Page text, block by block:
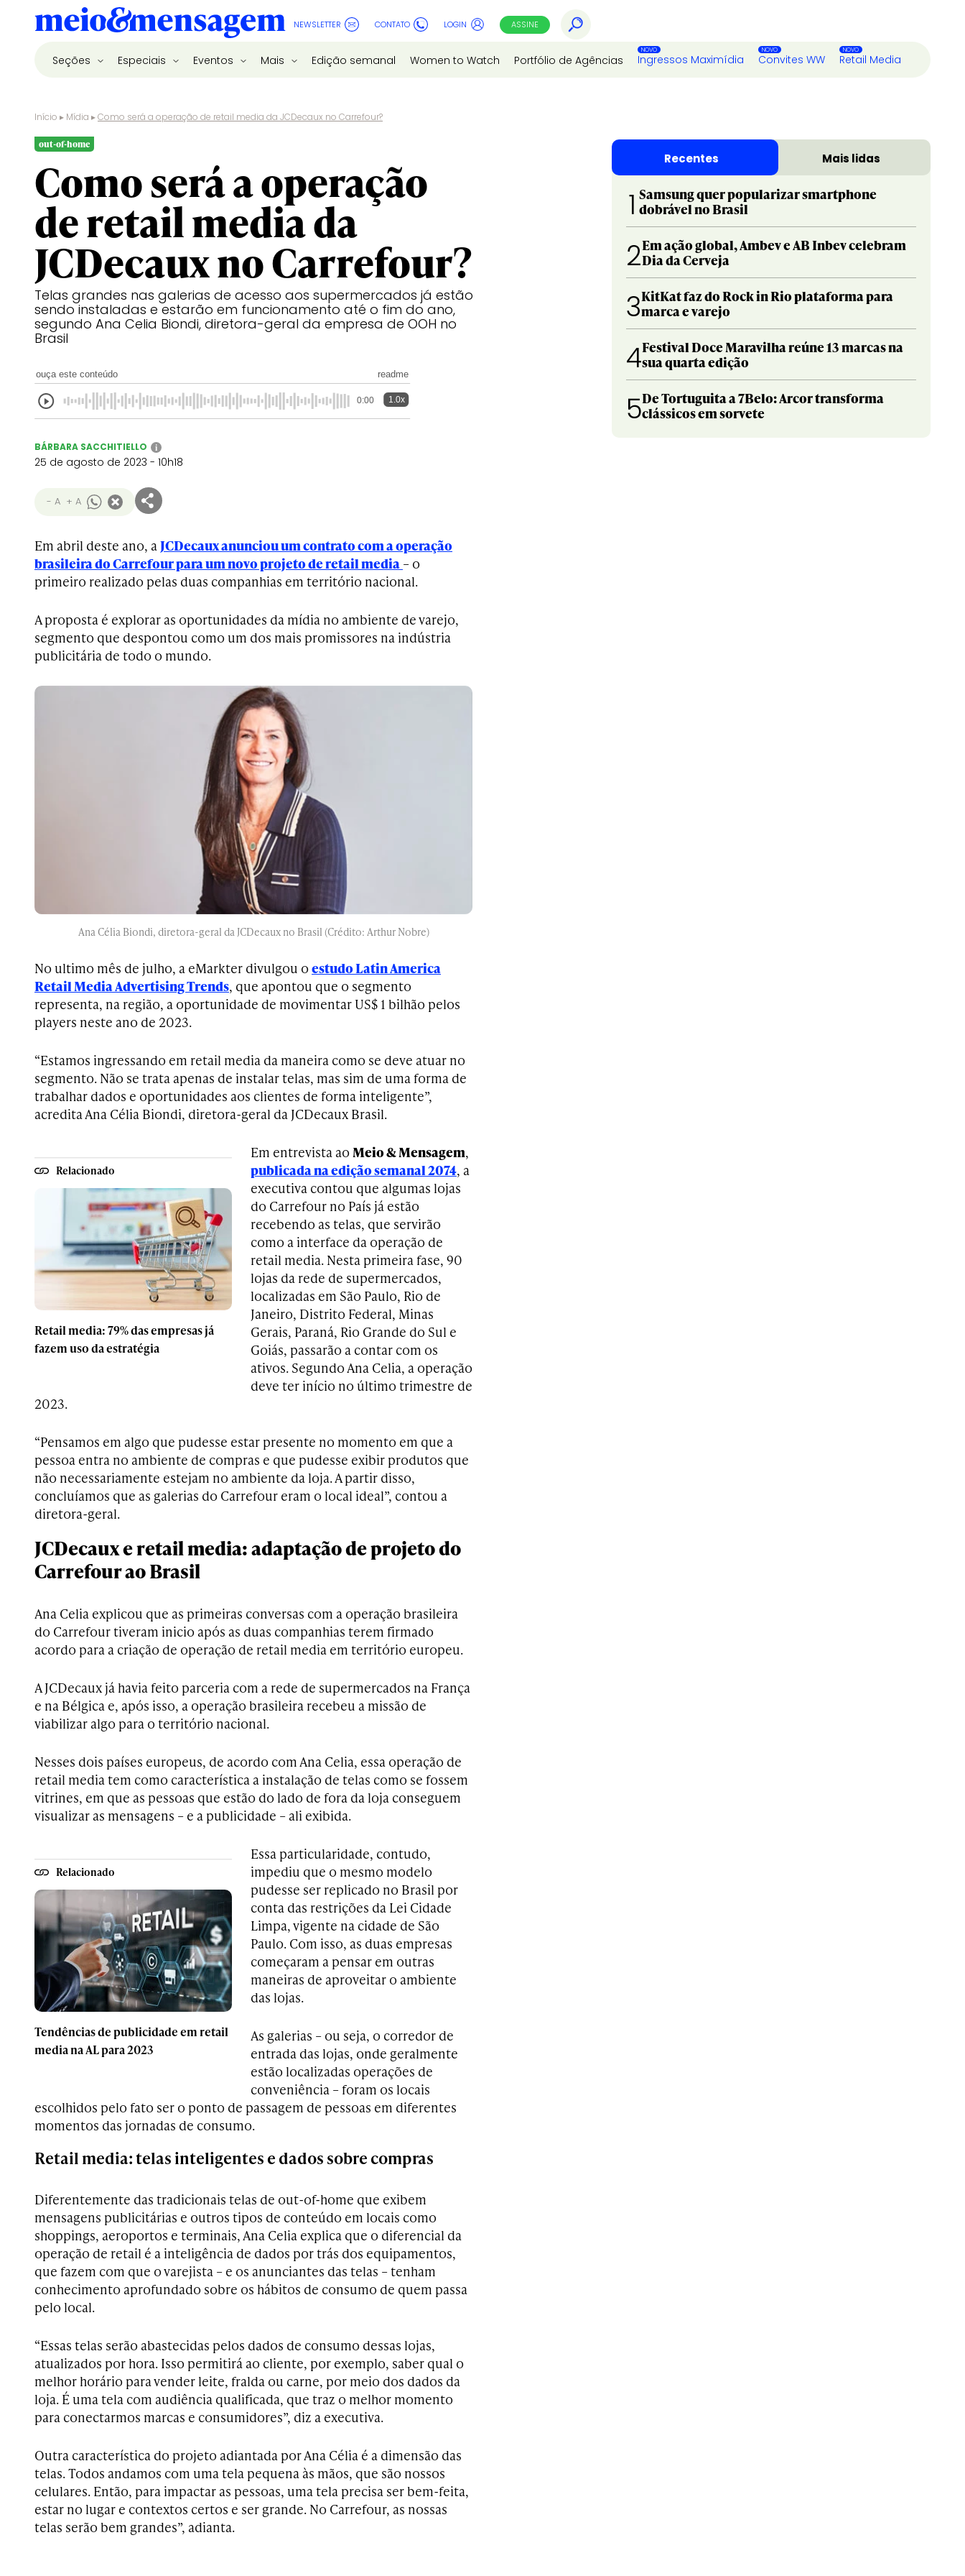
NEWSLETTER CONTATO LOGIN ASSINE
Seções Especiais Eventos Mais Edição semanal Women to Watch Portfólio de Agências Ingressos Maximídia Convites WW Retail Media
Início ▸ Mídia ▸Como será a operação de retail media da JCDecaux no Carrefour?
out-of-home
Como será a operação
de retail media da
JCDecaux no Carrefour?
Telas grandes nas galerias de acesso aos supermercados já estão
sendo instaladas e estarão em funcionamento até o fim do ano,
segundo Ana Celia Biondi, diretora-geral da empresa de OOH no
Brasil
ouça este conteúdo readme
0:00 1.0x
BÁRBARA SACCHITIELLO i
25 de agosto de 2023 - 10h18
- A + A
Em abril deste ano, aJCDecaux anunciou um contrato com a operação
brasileira do Carrefour para um novo projeto de retail media – o
primeiro realizado pelas duas companhias em território nacional.
A proposta é explorar as oportunidades da mídia no ambiente de varejo,
segmento que despontou como um dos mais promissores na indústria
publicitária de todo o mundo.
Ana Célia Biondi, diretora-geral da JCDecaux no Brasil (Crédito: Arthur Nobre)
No ultimo mês de julho, a eMarkter divulgou o estudo Latin America
Retail Media Advertising Trends, que apontou que o segmento
representa, na região, a oportunidade de movimentar US$ 1 bilhão pelos
players neste ano de 2023.
“Estamos ingressando em retail media da maneira como se deve atuar no
segmento. Não se trata apenas de instalar telas, mas sim de uma forma de
trabalhar dados e oportunidades aos clientes de forma inteligente”,
acredita Ana Célia Biondi, diretora-geral da JCDecaux Brasil.
Relacionado
Retail media: 79% das empresas já
fazem uso da estratégia
Em entrevista ao Meio & Mensagem,
publicada na edição semanal 2074, a
executiva contou que algumas lojas
do Carrefour no País já estão
recebendo as telas, que servirão
como a interface da operação de
retail media. Nesta primeira fase, 90
lojas da rede de supermercados,
localizadas em São Paulo, Rio de
Janeiro, Distrito Federal, Minas
Gerais, Paraná, Rio Grande do Sul e
Goiás, passarão a contar com os
ativos. Segundo Ana Celia, a operação
deve ter início no último trimestre de
2023.
“Pensamos em algo que pudesse estar presente no momento em que a
pessoa entra no ambiente de compras e que pudesse exibir produtos que
não necessariamente estejam no ambiente da loja. A partir disso,
concluíamos que as galerias do Carrefour eram o local ideal”, contou a
diretora-geral.
JCDecaux e retail media: adaptação de projeto do
Carrefour ao Brasil
Ana Celia explicou que as primeiras conversas com a operação brasileira
do Carrefour tiveram inicio após as duas companhias terem firmado
acordo para a criação de operação de retail media em território europeu.
A JCDecaux já havia feito parceria com a rede de supermercados na França
e na Bélgica e, após isso, a operação brasileira recebeu a missão de
viabilizar algo para o território nacional.
Nesses dois países europeus, de acordo com Ana Celia, essa operação de
retail media tem como característica a instalação de telas como se fossem
vitrines, em que as pessoas que estão do lado de fora da loja conseguem
visualizar as mensagens – e a publicidade – ali exibida.
Relacionado
Tendências de publicidade em retail
media na AL para 2023
Essa particularidade, contudo,
impediu que o mesmo modelo
pudesse ser replicado no Brasil por
conta das restrições da Lei Cidade
Limpa, vigente na cidade de São
Paulo. Com isso, as duas empresas
começaram a pensar em outras
maneiras de aproveitar o ambiente
das lojas.
As galerias – ou seja, o corredor de
entrada das lojas, onde geralmente
estão localizadas operações de
conveniência – foram os locais
escolhidos pelo fato ser o ponto de passagem de pessoas em diferentes
momentos das jornadas de consumo.
Retail media: telas inteligentes e dados sobre compras
Diferentemente das tradicionais telas de out-of-home que exibem
mensagens publicitárias e outros tipos de conteúdo em locais como
shoppings, aeroportos e terminais, Ana Celia explica que o diferencial da
operação de retail é a inteligência de dados por trás dos equipamentos,
que fazem com que o varejista – e os anunciantes das telas – tenham
conhecimento aprofundado sobre os hábitos de consumo de quem passa
pelo local.
“Essas telas serão abastecidas pelos dados de consumo dessas lojas,
atualizados por hora. Isso permitirá ao cliente, por exemplo, saber qual o
melhor horário para vender leite, fralda ou carne, por meio dos dados da
loja. É uma tela com audiência qualificada, que traz o melhor momento
para conectarmos marcas e consumidores”, diz a executiva.
Outra característica do projeto adiantada por Ana Célia é a dimensão das
telas. Todos andamos com uma tela pequena às mãos, que são nossos
celulares. Então, para impactar as pessoas, uma tela precisa ser bem-feita,
estar no lugar e contextos certos e ser grande. No Carrefour, as nossas
telas serão bem grandes”, adianta.
Recentes Mais lidas
1 Samsung quer popularizar smartphone
dobrável no Brasil
2Em ação global, Ambev e AB Inbev celebram
Dia da Cerveja
3KitKat faz do Rock in Rio plataforma para
marca e varejo
4Festival Doce Maravilha reúne 13 marcas na
sua quarta edição
5De Tortuguita a 7Belo: Arcor transforma
clássicos em sorvete